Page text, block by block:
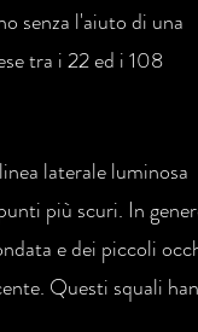
senza l'aiuto di una
tra i 22 ed i 108
laterale luminosa
più scuri. In
e dei piccoli
Questi squali